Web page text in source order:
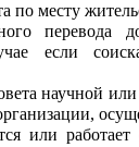
по месту
перевода
если
научной
или